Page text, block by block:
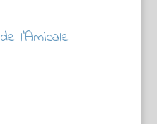
l’Amicale